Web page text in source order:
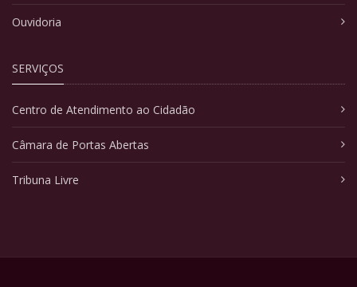
Ouvidoria
SERVIÇOS
Centro de Atendimento ao Cidadão
Câmara de Portas Abertas
Tribuna Livre